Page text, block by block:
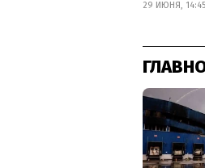
29 ИЮНЯ, 14:45